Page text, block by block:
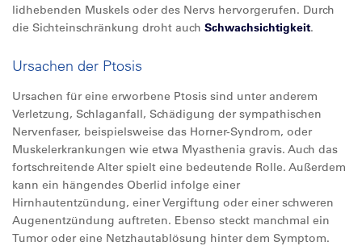
lidhebenden Muskels oder des Nervs hervorgerufen. Durch
die Sichteinschränkung droht auch Schwachsichtigkeit.
Ursachen der Ptosis
Ursachen für eine erworbene Ptosis sind unter anderem
Verletzung, Schlaganfall, Schädigung der sympathischen
Nervenfaser, beispielsweise das Horner-Syndrom, oder
Muskelerkrankungen wie etwa Myasthenia gravis. Auch das
fortschreitende Alter spielt eine bedeutende Rolle. Außerdem
kann ein hängendes Oberlid infolge einer
Hirnhautentzündung, einer Vergiftung oder einer schweren
Augenentzündung auftreten. Ebenso steckt manchmal ein
Tumor oder eine Netzhautablösung hinter dem Symptom.